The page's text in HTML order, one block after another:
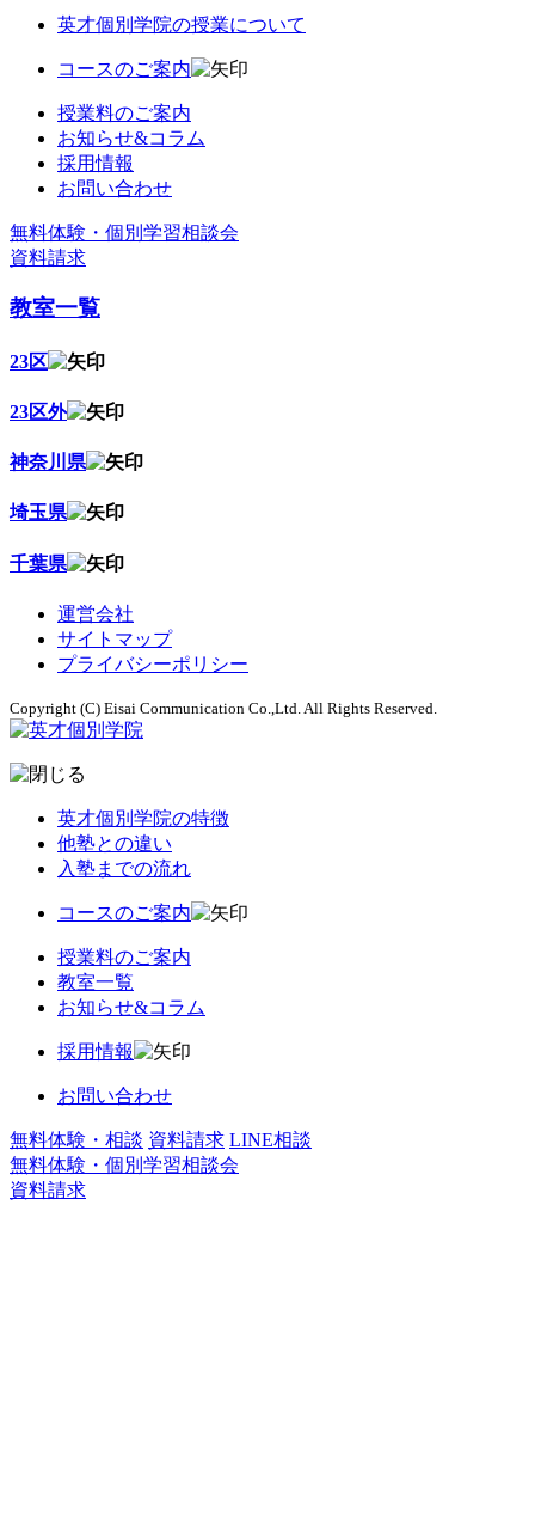
英才個別学院の授業について
コースのご案内
授業料のご案内
お知らせ&コラム
採用情報
お問い合わせ
無料体験・個別学習相談会
資料請求
教室一覧
23区
23区外
神奈川県
埼玉県
千葉県
運営会社
サイトマップ
プライバシーポリシー
Copyright (C) Eisai Communication Co.,Ltd. All Rights Reserved.
英才個別学院の特徴
他塾との違い
入塾までの流れ
コースのご案内
授業料のご案内
教室一覧
お知らせ&コラム
採用情報
お問い合わせ
無料体験・相談 資料請求 LINE相談
無料体験・個別学習相談会
資料請求